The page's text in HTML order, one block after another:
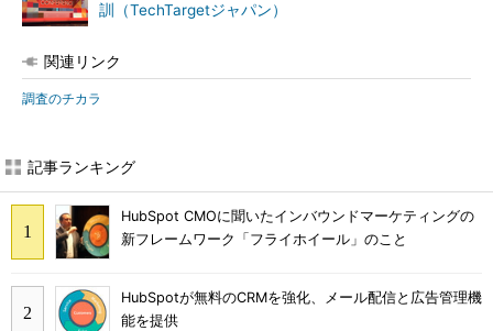
訓（TechTargetジャパン）
関連リンク
調査のチカラ
記事ランキング
HubSpot CMOに聞いたインバウンドマーケティングの
新フレームワーク「フライホイール」のこと
HubSpotが無料のCRMを強化、メール配信と広告管理機
能を提供